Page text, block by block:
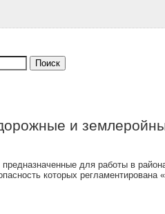
и
для работы в
которых